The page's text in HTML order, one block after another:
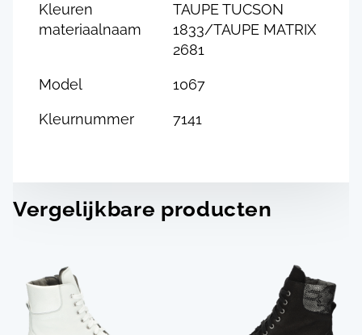
Kleuren
materiaalnaam
TAUPE TUCSON
1833/TAUPE MATRIX
2681
Model 1067
Kleurnummer 7141
Vergelijkbare producten